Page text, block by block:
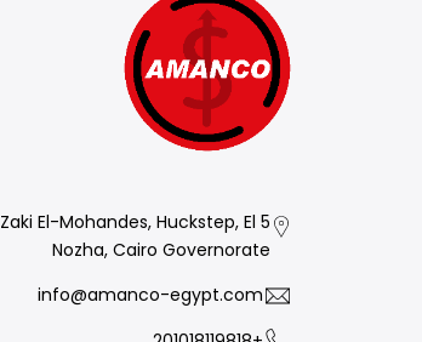
5 Zaki El-Mohandes, Huckstep, El
Nozha, Cairo Governorate
info@amanco-egypt.com